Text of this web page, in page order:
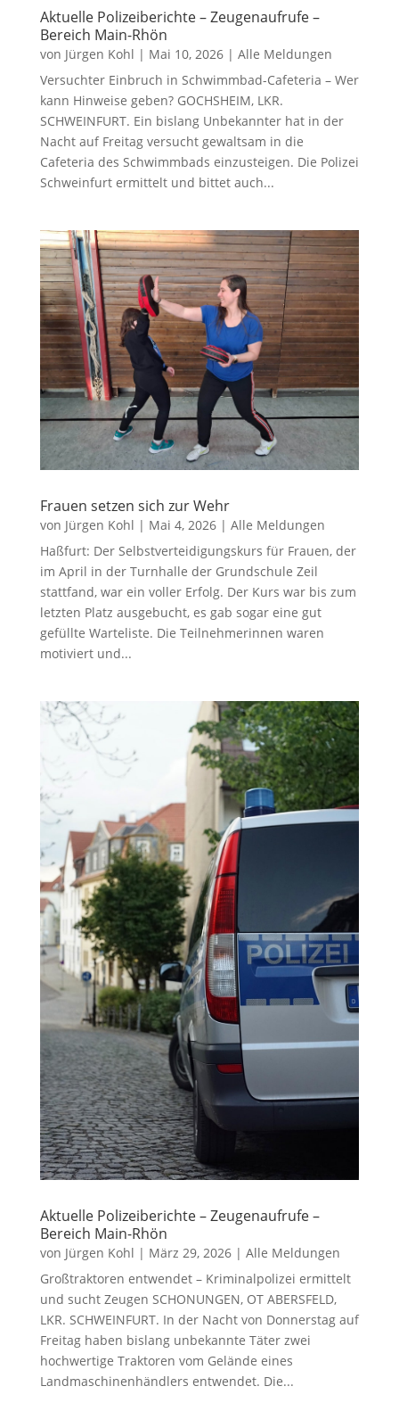
Aktuelle Polizeiberichte – Zeugenaufrufe –
Bereich Main-Rhön
von Jürgen Kohl | Mai 10, 2026| Alle Meldungen
Versuchter Einbruch in Schwimmbad-Cafeteria – Wer
kann Hinweise geben? GOCHSHEIM, LKR.
SCHWEINFURT. Ein bislang Unbekannter hat in der
Nacht auf Freitag versucht gewaltsam in die
Cafeteria des Schwimmbads einzusteigen. Die Polizei
Schweinfurt ermittelt und bittet auch...
Frauen setzen sich zur Wehr
von Jürgen Kohl | Mai 4, 2026| Alle Meldungen
Haßfurt: Der Selbstverteidigungskurs für Frauen, der
im April in der Turnhalle der Grundschule Zeil
stattfand, war ein voller Erfolg. Der Kurs war bis zum
letzten Platz ausgebucht, es gab sogar eine gut
gefüllte Warteliste. Die Teilnehmerinnen waren
motiviert und...
Aktuelle Polizeiberichte – Zeugenaufrufe –
Bereich Main-Rhön
von Jürgen Kohl | März 29, 2026| Alle Meldungen
Großtraktoren entwendet – Kriminalpolizei ermittelt
und sucht Zeugen SCHONUNGEN, OT ABERSFELD,
LKR. SCHWEINFURT. In der Nacht von Donnerstag auf
Freitag haben bislang unbekannte Täter zwei
hochwertige Traktoren vom Gelände eines
Landmaschinenhändlers entwendet. Die...